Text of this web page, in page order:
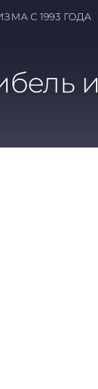
С 1993 ГОДА
и